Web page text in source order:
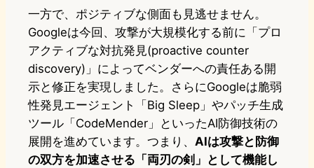
一方で、ポジティブな側面も見逃せません。
Googleは今回、攻撃が大規模化する前に「プロ
アクティブな対抗発見(proactive counter
discovery)」によってベンダーへの責任ある開
示と修正を実現しました。さらにGoogleは脆弱
性発見エージェント「Big Sleep」やパッチ生成
ツール「CodeMender」といったAI防御技術の
展開を進めています。つまり、 AIは攻撃と防御
の双方を加速させる「両刃の剣」として機能し